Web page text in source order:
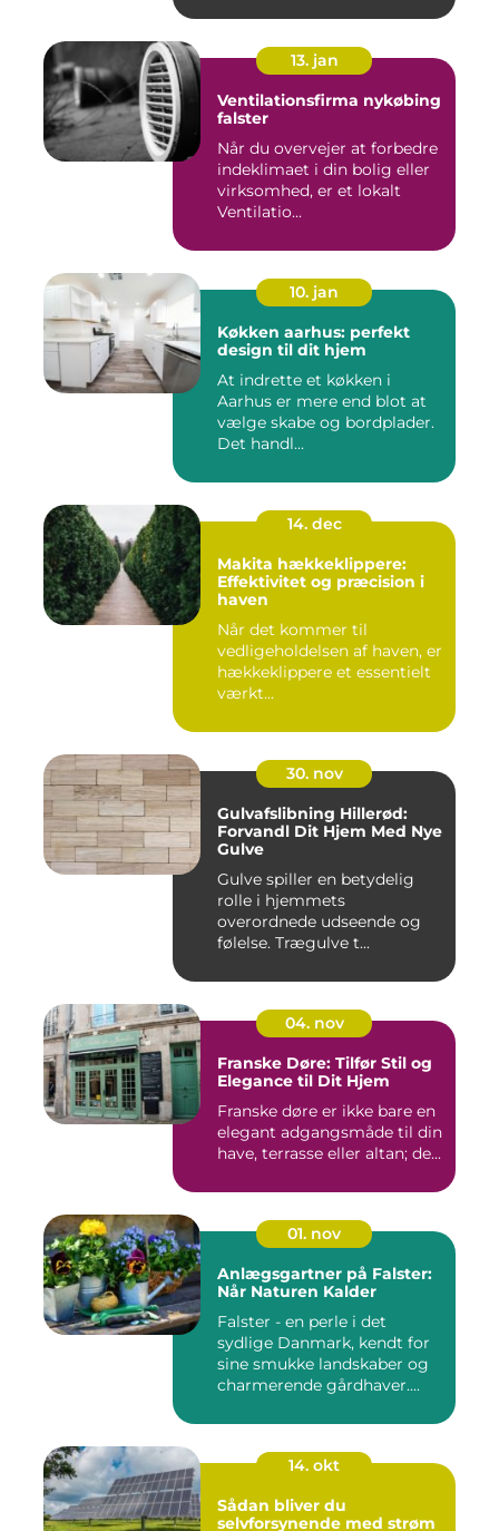
13. jan
Ventilationsfirma nykøbing
falster
Når du overvejer at forbedre
indeklimaet i din bolig eller
virksomhed, er et lokalt
Ventilatio...
10. jan
Køkken aarhus: perfekt
design til dit hjem
At indrette et køkken i
Aarhus er mere end blot at
vælge skabe og bordplader.
Det handl...
14. dec
Makita hækkeklippere:
Effektivitet og præcision i
haven
Når det kommer til
vedligeholdelsen af haven, er
hækkeklippere et essentielt
værkt...
30. nov
Gulvafslibning Hillerød:
Forvandl Dit Hjem Med Nye
Gulve
Gulve spiller en betydelig
rolle i hjemmets
overordnede udseende og
følelse. Trægulve t...
04. nov
Franske Døre: Tilfør Stil og
Elegance til Dit Hjem
Franske døre er ikke bare en
elegant adgangsmåde til din
have, terrasse eller altan; de...
01. nov
Anlægsgartner på Falster:
Når Naturen Kalder
Falster - en perle i det
sydlige Danmark, kendt for
sine smukke landskaber og
charmerende gårdhaver....
14. okt
Sådan bliver du
selvforsynende med strøm